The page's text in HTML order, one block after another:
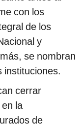
con los
de los
y
se nombran
instituciones.
cerrar
la
de